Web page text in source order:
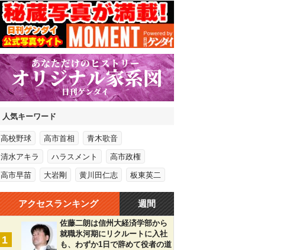
人気キーワード
高校野球 高市首相 青木歌音
清水アキラ ハラスメント 高市政権
高市早苗 大岩剛 黄川田仁志 板東英二
アクセスランキング 週間
1
佐藤二朗は信州大経済学部から
就職氷河期にリクルートに入社
も、わずか1日で辞めて役者の道